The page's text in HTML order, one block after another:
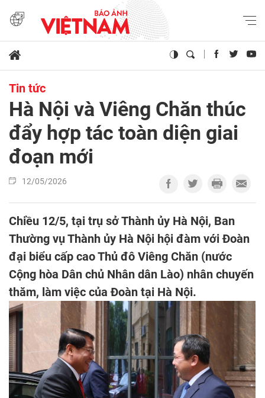
Tin tức
Hà Nội và Viêng Chăn thúc
đẩy hợp tác toàn diện giai
đoạn mới
12/05/2026
Chiều 12/5, tại trụ sở Thành ủy Hà Nội, Ban
Thường vụ Thành ủy Hà Nội hội đàm với Đoàn
đại biểu cấp cao Thủ đô Viêng Chăn (nước
Cộng hòa Dân chủ Nhân dân Lào) nhân chuyến
thăm, làm việc của Đoàn tại Hà Nội.